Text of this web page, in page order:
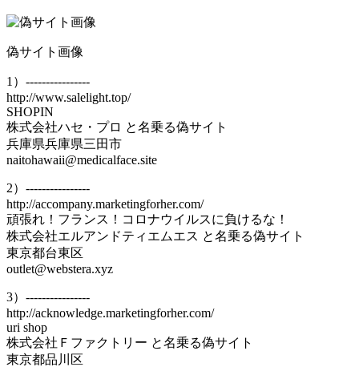
偽サイト画像
1）----------------
http://www.salelight.top/
SHOPIN
株式会社ハセ・プロ と名乗る偽サイト
兵庫県兵庫県三田市
naitohawaii@medicalface.site
2）----------------
http://accompany.marketingforher.com/
頑張れ！フランス！コロナウイルスに負けるな！
株式会社エルアンドティエムエス と名乗る偽サイト
東京都台東区
outlet@webstera.xyz
3）----------------
http://acknowledge.marketingforher.com/
uri shop
株式会社Ｆファクトリー と名乗る偽サイト
東京都品川区